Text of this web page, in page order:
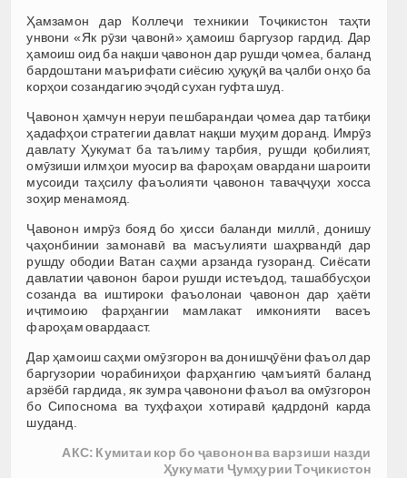
Ҳамзамон дар Коллеҷи техникии Тоҷикистон таҳти
унвони «Як рӯзи ҷавонӣ» ҳамоиш баргузор гардид. Дар
ҳамоиш оид ба нақши ҷавонон дар рушди ҷомеа, баланд
бардоштани маърифати сиёсию ҳуқуқӣ ва ҷалби онҳо ба
корҳои созандагию эҷодӣ сухан гуфта шуд.
Ҷавонон ҳамчун неруи пешбарандаи ҷомеа дар татбиқи
ҳадафҳои стратегии давлат нақши муҳим доранд. Имрӯз
давлату Ҳукумат ба таълиму тарбия, рушди қобилият,
омӯзиши илмҳои муосир ва фароҳам овардани шароити
мусоиди таҳсилу фаъолияти ҷавонон таваҷҷуҳи хосса
зоҳир менамояд.
Ҷавонон имрӯз бояд бо ҳисси баланди миллӣ, донишу
ҷаҳонбинии замонавӣ ва масъулияти шаҳрвандӣ дар
рушду ободии Ватан саҳми арзанда гузоранд. Сиёсати
давлатии ҷавонон барои рушди истеъдод, ташаббусҳои
созанда ва иштироки фаъолонаи ҷавонон дар ҳаёти
иҷтимоию фарҳангии мамлакат имконияти васеъ
фароҳам овардааст.
Дар ҳамоиш саҳми омӯзгорон ва донишҷӯёни фаъол дар
баргузории чорабиниҳои фарҳангию ҷамъиятӣ баланд
арзёбӣ гардида, як зумра ҷавонони фаъол ва омӯзгорон
бо Сипоснома ва туҳфаҳои хотиравӣ қадрдонӣ карда
шуданд.
АКС: Кумитаи кор бо ҷавонон ва варзиши назди
Ҳукумати Ҷумҳурии Тоҷикистон